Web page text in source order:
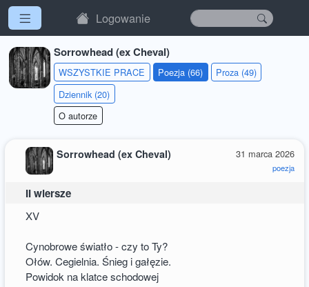
Logowanie
Sorrowhead (ex Cheval)
WSZYSTKIE PRACE Poezja (66)
Proza (49)
Dziennik (20)
O autorze
31 marca 2026
poezja
Sorrowhead (ex Cheval)
II wiersze
XV
Cynobrowe światło - czy to Ty?
Ołów. Cegielnia. Śnieg i gałęzie.
Powidok na klatce schodowej